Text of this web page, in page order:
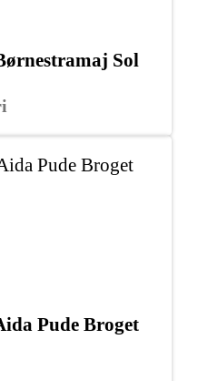
Sol
Pude Broget